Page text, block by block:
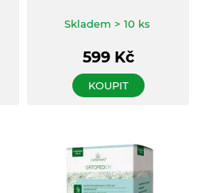
Skladem > 10 ks
599Kč
KOUPIT